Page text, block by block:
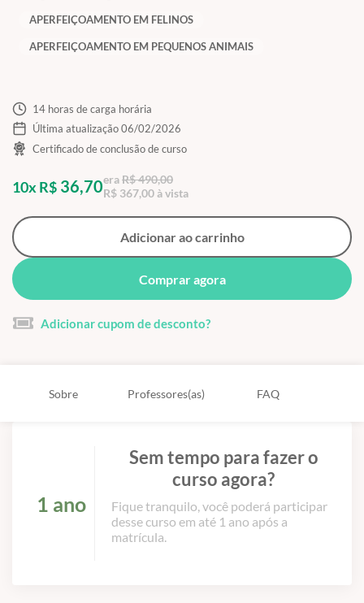
APERFEIÇOAMENTO EM FELINOS
APERFEIÇOAMENTO EM PEQUENOS ANIMAIS
14 horas de carga horária
Última atualização 06/02/2026
Certificado de conclusão de curso
10x R$ 36,70eraR$ 490,00
R$ 367,00 à vista
Adicionar ao carrinho
Comprar agora
Adicionar cupom de desconto?
Sobre Professores(as) FAQ
1 ano
Sem tempo para fazer o
curso agora?
Fique tranquilo, você poderá participar
desse curso em até 1 ano após a
matrícula.